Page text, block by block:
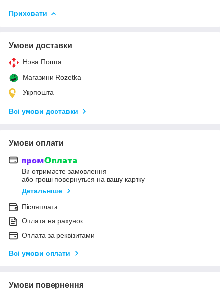
Приховати
Умови доставки
Нова Пошта
Магазини Rozetka
Укрпошта
Всі умови доставки
Умови оплати
Ви отримаєте замовлення
або гроші повернуться на вашу картку
Детальніше
Післяплата
Оплата на рахунок
Оплата за реквізитами
Всі умови оплати
Умови повернення